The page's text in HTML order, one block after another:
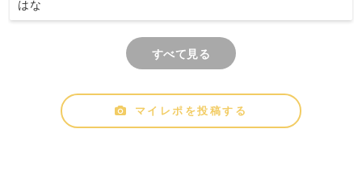
すべて見る
マイレポを投稿する